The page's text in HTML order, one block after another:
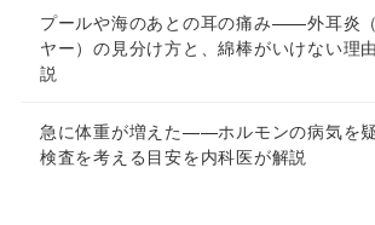
プールや海のあとの耳の痛み——外耳炎
ヤー）の見分け方と、綿棒がいけない理
説
急に体重が増えた——ホルモンの病気を疑
検査を考える目安を内科医が解説